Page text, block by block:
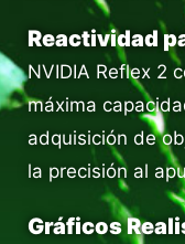
Reactividad
NVIDIA Reflex 2
máxima
adquisición de
la precisión al
Gráficos